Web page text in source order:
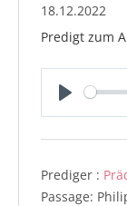
18.12.2022
Predigt zum
Play
Prediger :
Passage: